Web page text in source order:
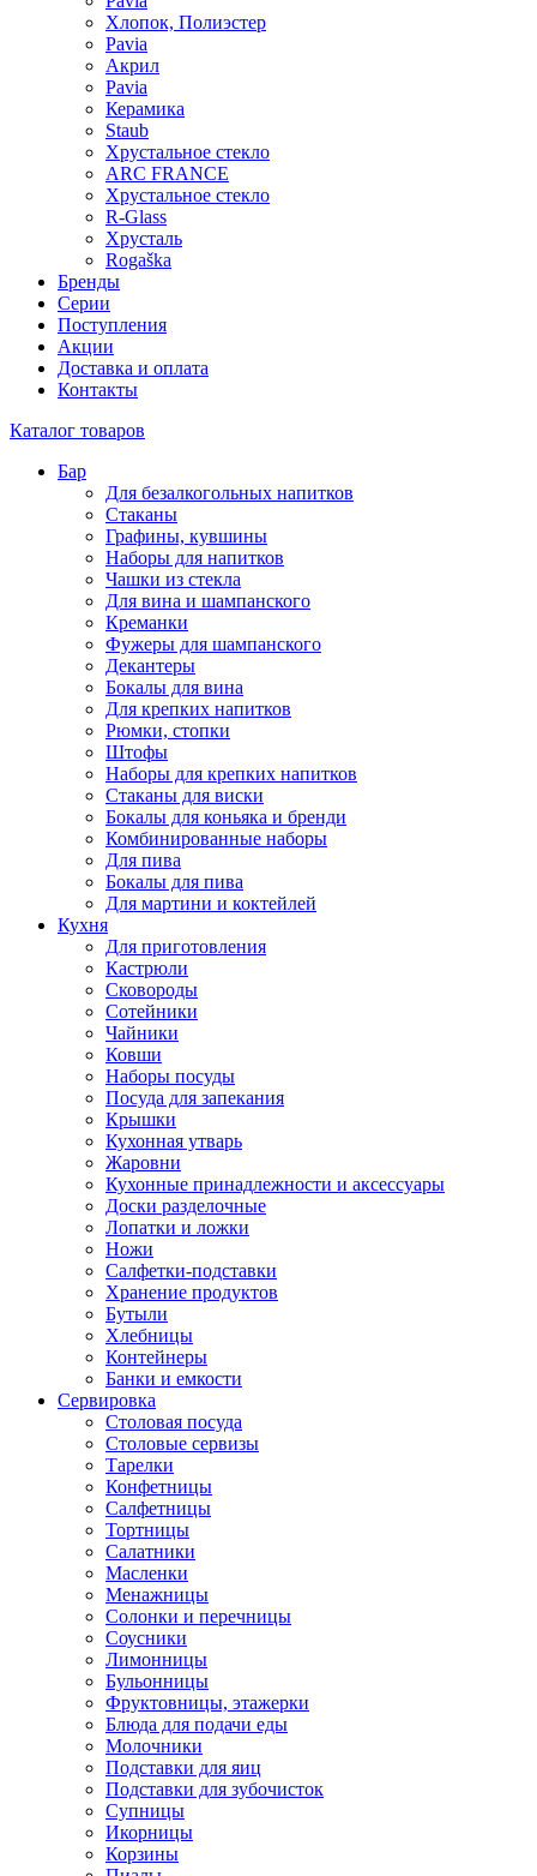
Хлопок, Полиэстер
Pavia
Акрил
Pavia
Керамика
Staub
Хрустальное стекло
ARC FRANCE
Хрустальное стекло
R-Glass
Хрусталь
Rogaška
Бренды
Серии
Поступления
Акции
Доставка и оплата
Контакты
Каталог товаров
Бар
Для безалкогольных напитков
Стаканы
Графины, кувшины
Наборы для напитков
Чашки из стекла
Для вина и шампанского
Креманки
Фужеры для шампанского
Декантеры
Бокалы для вина
Для крепких напитков
Рюмки, стопки
Штофы
Наборы для крепких напитков
Стаканы для виски
Бокалы для коньяка и бренди
Комбинированные наборы
Для пива
Бокалы для пива
Для мартини и коктейлей
Кухня
Для приготовления
Кастрюли
Сковороды
Сотейники
Чайники
Ковши
Наборы посуды
Посуда для запекания
Крышки
Кухонная утварь
Жаровни
Кухонные принадлежности и аксессуары
Доски разделочные
Лопатки и ложки
Ножи
Салфетки-подставки
Хранение продуктов
Бутыли
Хлебницы
Контейнеры
Банки и емкости
Сервировка
Столовая посуда
Столовые сервизы
Тарелки
Конфетницы
Салфетницы
Тортницы
Салатники
Масленки
Менажницы
Солонки и перечницы
Соусники
Лимонницы
Бульонницы
Фруктовницы, этажерки
Блюда для подачи еды
Молочники
Подставки для яиц
Подставки для зубочисток
Супницы
Икорницы
Корзины